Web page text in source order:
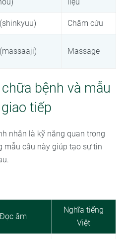
Châm cứu
Massage
bệnh và mẫu
tiếp
nhân là kỹ năng quan trọng
mẫu câu này giúp tạo sự tin
Đọc âm
Nghĩa tiếng
Việt